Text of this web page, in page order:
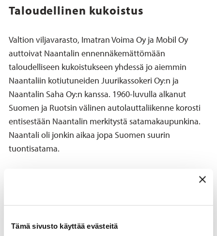
Tämä sivusto käyttää evästeitä
Taloudellinen kukoistus
Valtion viljavarasto, Imatran Voima Oy ja Mobil Oy
auttoivat Naantalin ennennäkemättömään
taloudelliseen kukoistukseen yhdessä jo aiemmin
Naantaliin kotiutuneiden Juurikassokeri Oy:n ja
Naantalin Saha Oy:n kanssa. 1960-luvulla alkanut
Suomen ja Ruotsin välinen autolauttaliikenne korosti
entisestään Naantalin merkitystä satamakaupunkina.
Naantali oli jonkin aikaa jopa Suomen suurin
tuontisatama.
edelleen vauras teollisuuskaupunki. Vuoden 2009